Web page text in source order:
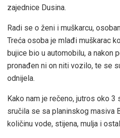
zajednice Dusina.
Radi se o ženi i muškarcu,
Treća osoba je mlađi muškarac
bujice bio u automobilu, a nakon
pronađen ni on niti vozilo, te se
odnijela.
Kako nam je rečeno, jutros oko 3
sručila se sa planinskog masiva
količinu vode, stijena, mulja i